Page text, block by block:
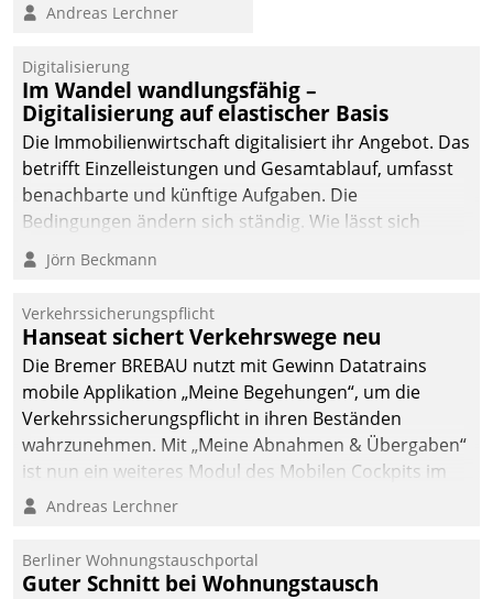
Unternehmen am
Softwareentwicklungshaus
Andreas Lerchner
Digitalisierung
Im Wandel wandlungsfähig –
Digitalisierung auf elastischer Basis
Die Immobilienwirtschaft digitalisiert ihr Angebot. Das
betrifft Einzelleistungen und Gesamtablauf, umfasst
benachbarte und künftige Aufgaben. Die
Bedingungen ändern sich ständig. Wie lässt sich
technisch die Kontrolle wahren und zugleich Freiraum
fürs Wachsen öffnen?
Jörn Beckmann
Verkehrssicherungspflicht
Hanseat sichert Verkehrswege neu
Die Bremer BREBAU nutzt mit Gewinn Datatrains
mobile Applikation „Meine Begehungen“, um die
Verkehrssicherungspflicht in ihren Beständen
wahrzunehmen. Mit „Meine Abnahmen & Übergaben“
ist nun ein weiteres Modul des Mobilen Cockpits im
Einsatz.
Andreas Lerchner
Berliner Wohnungstauschportal
Guter Schnitt bei Wohnungstausch